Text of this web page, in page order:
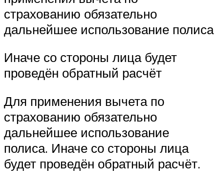
страхованию обязательно
дальнейшее использование полиса
Иначе со стороны лица будет
проведён обратный расчёт
Для применения вычета по
страхованию обязательно
дальнейшее использование
полиса. Иначе со стороны лица
будет проведён обратный расчёт.